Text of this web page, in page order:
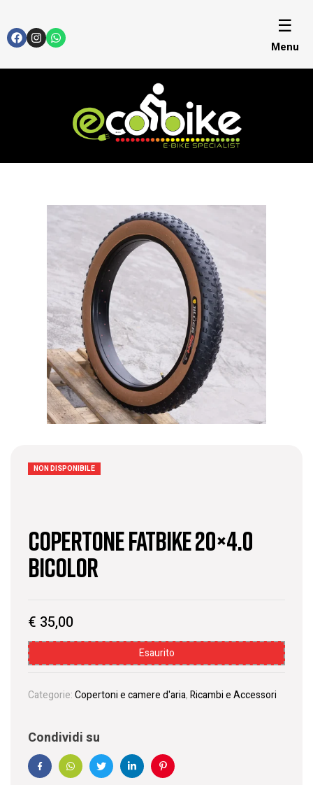
☰
Menu
NON DISPONIBILE
copertone fatbike 20×4.0
bicolor
€ 35,00
Esaurito
Categorie:Copertoni e camere d'aria,Ricambi e Accessori
Condividi su
FacebookWhatsAppTwitterLinkedinPinterest